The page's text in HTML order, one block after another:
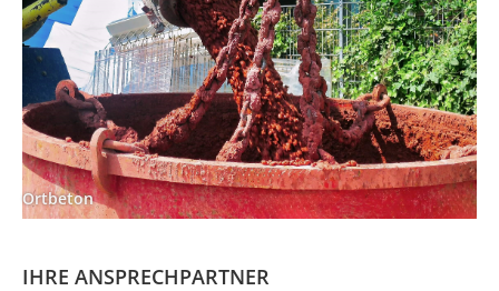
Ortbeton
IHRE ANSPRECHPARTNER